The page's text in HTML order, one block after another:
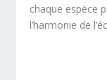
chaque espèce
l’harmonie de